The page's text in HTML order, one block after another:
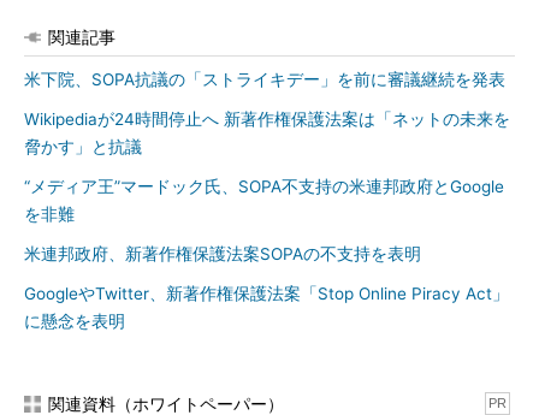
関連記事
米下院、SOPA抗議の「ストライキデー」を前に審議継続を発表
Wikipediaが24時間停止へ 新著作権保護法案は「ネットの未来を
脅かす」と抗議
“メディア王”マードック氏、SOPA不支持の米連邦政府とGoogle
を非難
米連邦政府、新著作権保護法案SOPAの不支持を表明
GoogleやTwitter、新著作権保護法案「Stop Online Piracy Act」
に懸念を表明
関連資料（ホワイトペーパー） PR